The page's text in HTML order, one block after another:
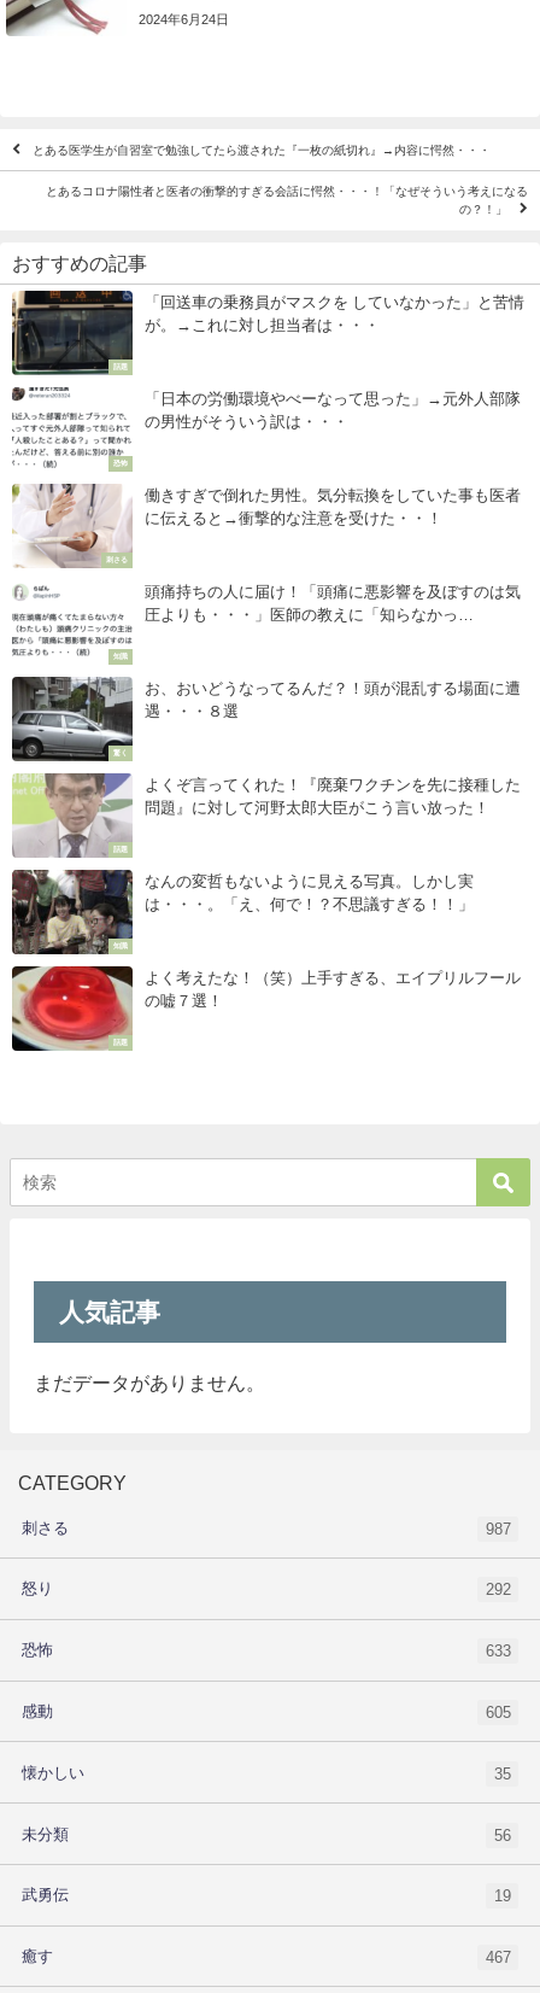
2024年6月24日
とある医学生が自習室で勉強してたら渡された『一枚の紙切れ』→内容に愕然・・・
とあるコロナ陽性者と医者の衝撃的すぎる会話に愕然・・・！「なぜそういう考えになる
の？！」
おすすめの記事
話題
「回送車の乗務員がマスクを していなかった」と苦情
が。→これに対し担当者は・・・
恐怖
「日本の労働環境やべーなって思った」→元外人部隊
の男性がそういう訳は・・・
刺さる
働きすぎで倒れた男性。気分転換をしていた事も医者
に伝えると→衝撃的な注意を受けた・・！
知識
頭痛持ちの人に届け！「頭痛に悪影響を及ぼすのは気
圧よりも・・・」医師の教えに「知らなかっ
驚く
お、おいどうなってるんだ？！頭が混乱する場面に遭
遇・・・８選
話題
よくぞ言ってくれた！『廃棄ワクチンを先に接種した
問題』に対して河野太郎大臣がこう言い放った！
知識
なんの変哲もないように見える写真。しかし実
は・・・。「え、何で！？不思議すぎる！！」
話題
よく考えたな！（笑）上手すぎる、エイプリルフール
の嘘７選！
人気記事
まだデータがありません。
CATEGORY
刺さる 987
怒り 292
恐怖 633
感動 605
懐かしい 35
未分類 56
武勇伝 19
癒す 467